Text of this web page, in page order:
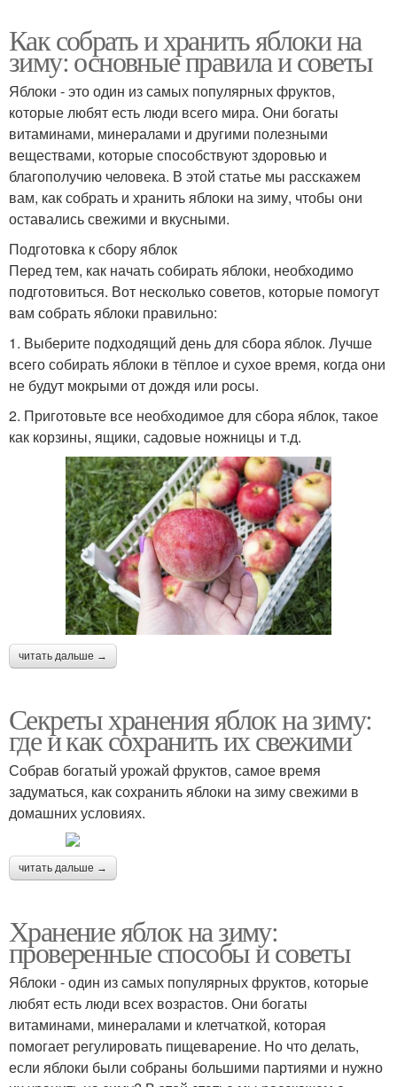
Как собрать и хранить яблоки на
зиму: основные правила и советы
Яблоки - это один из самых популярных фруктов,
которые любят есть люди всего мира. Они богаты
витаминами, минералами и другими полезными
веществами, которые способствуют здоровью и
благополучию человека. В этой статье мы расскажем
вам, как собрать и хранить яблоки на зиму, чтобы они
оставались свежими и вкусными.
Подготовка к сбору яблок
Перед тем, как начать собирать яблоки, необходимо
подготовиться. Вот несколько советов, которые помогут
вам собрать яблоки правильно:
1. Выберите подходящий день для сбора яблок. Лучше
всего собирать яблоки в тёплое и сухое время, когда они
не будут мокрыми от дождя или росы.
2. Приготовьте все необходимое для сбора яблок, такое
как корзины, ящики, садовые ножницы и т.д.
читать дальше →
Секреты хранения яблок на зиму:
где и как сохранить их свежими
Собрав богатый урожай фруктов, самое время
задуматься, как сохранить яблоки на зиму свежими в
домашних условиях.
читать дальше →
Хранение яблок на зиму:
проверенные способы и советы
Яблоки - один из самых популярных фруктов, которые
любят есть люди всех возрастов. Они богаты
витаминами, минералами и клетчаткой, которая
помогает регулировать пищеварение. Но что делать,
если яблоки были собраны большими партиями и нужно